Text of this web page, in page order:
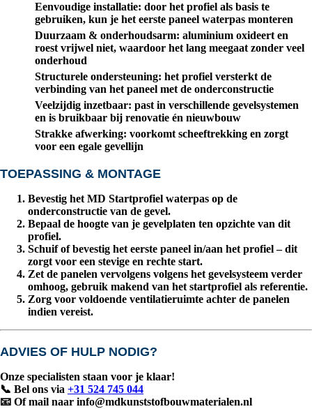
Eenvoudige installatie: door het profiel als basis te
gebruiken, kun je het eerste paneel waterpas monteren
Duurzaam & onderhoudsarm: aluminium oxideert en
roest vrijwel niet, waardoor het lang meegaat zonder veel
onderhoud
Structurele ondersteuning: het profiel versterkt de
verbinding van het paneel met de onderconstructie
Veelzijdig inzetbaar: past in verschillende gevelsystemen
en is bruikbaar bij renovatie én nieuwbouw
Strakke afwerking: voorkomt scheeftrekking en zorgt
voor een egale gevellijn
TOEPASSING & MONTAGE
Bevestig het MD Startprofiel waterpas op de
onderconstructie van de gevel.
Bepaal de hoogte van je gevelplaten ten opzichte van dit
profiel.
Schuif of bevestig het eerste paneel in/aan het profiel – dit
zorgt voor een stevige en rechte start.
Zet de panelen vervolgens volgens het gevelsysteem verder
omhoog, gebruik makend van het startprofiel als referentie.
Zorg voor voldoende ventilatieruimte achter de panelen
indien vereist.
ADVIES OF HULP NODIG?
Onze specialisten staan voor je klaar!
📞 Bel ons via +31 524 745 044
📧 Of mail naar info@mdkunststofbouwmaterialen.nl